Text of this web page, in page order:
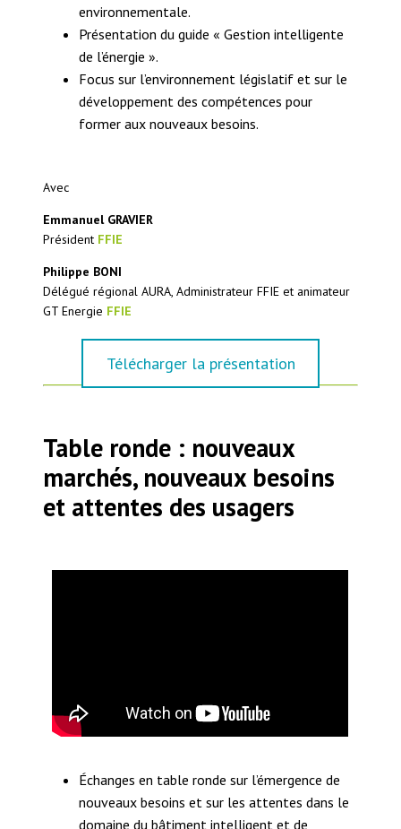
environnementale.
Présentation du guide « Gestion intelligente
de l’énergie ».
Focus sur l’environnement législatif et sur le
développement des compétences pour
former aux nouveaux besoins.
Avec
Emmanuel GRAVIER
Président FFIE
Philippe BONI
Délégué régional AURA, Administrateur FFIE et animateur
GT Energie FFIE
Télécharger la présentation
Table ronde : nouveaux
marchés, nouveaux besoins
et attentes des usagers
Échanges en table ronde sur l’émergence de
nouveaux besoins et sur les attentes dans le
domaine du bâtiment intelligent et de